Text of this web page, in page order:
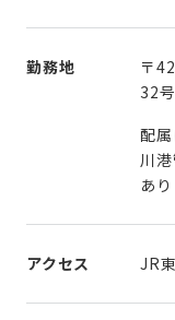
勤務地
〒
32号
配
川
あり
アクセス JR